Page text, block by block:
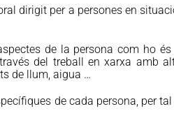
dirigit per a persones en
de la persona com ho
del treball en xarxa amb
de llum, aigua …
de cada persona, per